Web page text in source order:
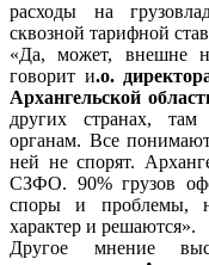
расходы на
сквозной тарифной
«Да, может, внешне
говорит и.о.
Архангельской
других странах,
органам. Все
ней не спорят.
СЗФО. 90% грузов
споры и проблемы,
характер и решаются».
Другое мнение